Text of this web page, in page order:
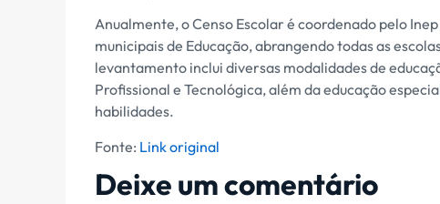
Anualmente, o Censo Escolar é coordenado pelo
municipais de Educação, abrangendo todas as
levantamento inclui diversas modalidades de
Profissional e Tecnológica, além da educação
habilidades.
Fonte: Link original
Deixe um comentário